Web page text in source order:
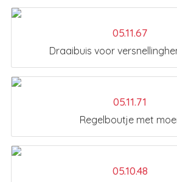
05.11.67
Draaibuis voor
05.11.71
Regelboutje met
05.10.48